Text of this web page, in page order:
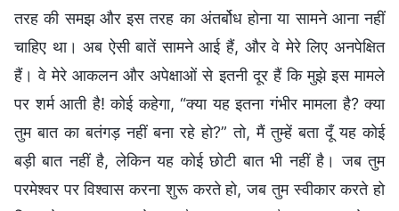
तरह की समझ और इस तरह का अंतर्बोध होना या सामने आना नहीं
चाहिए था। अब ऐसी बातें सामने आई हैं, और वे मेरे लिए अनपेक्षित
हैं। वे मेरे आकलन और अपेक्षाओं से इतनी दूर हैं कि मुझे इस मामले
पर शर्म आती है! कोई कहेगा, “क्या यह इतना गंभीर मामला है? क्या
तुम बात का बतंगड़ नहीं बना रहे हो?” तो, मैं तुम्हें बता दूँ यह कोई
बड़ी बात नहीं है, लेकिन यह कोई छोटी बात भी नहीं है। जब तुम
परमेश्वर पर विश्वास करना शुरू करते हो, जब तुम स्वीकार करते हो